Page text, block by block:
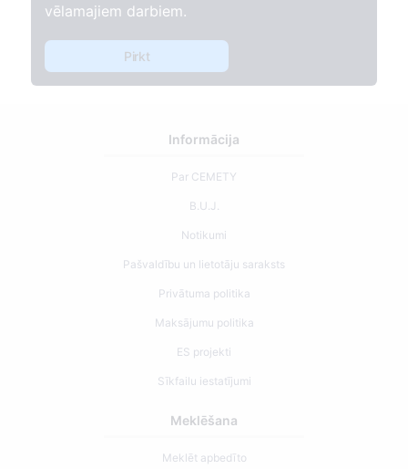
vēlamajiem darbiem.
Pirkt
Informācija
Par CEMETY
B.U.J.
Notikumi
Pašvaldību un lietotāju saraksts
Privātuma politika
Maksājumu politika
ES projekti
Sīkfailu iestatījumi
Meklēšana
Meklēt apbedīto